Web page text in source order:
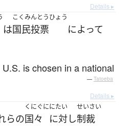
Details ▸
は
こくみんとうひょう
国民投票 によって
is chosen in a national
— Tatoeba
Details ▸
らの
くにぐに
国々
にたい
に対し
せいさい
制裁